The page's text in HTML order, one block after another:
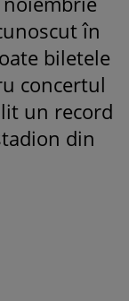
în
biletele
concertul
un record
din